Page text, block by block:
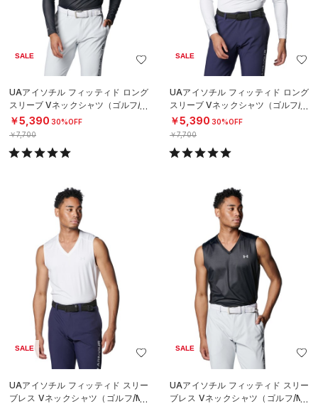
SALE
UAアイソチル フィッティド ロング
スリーブ Vネックシャツ（ゴルフ/M
EN）
￥5,390 30%OFF
￥7,700
SALE
UAアイソチル フィッティド ロング
スリーブ Vネックシャツ（ゴルフ/M
EN）
￥5,390 30%OFF
￥7,700
SALE
UAアイソチル フィッティド スリー
ブレス Vネックシャツ（ゴルフ/ME
SALE
UAアイソチル フィッティド スリー
ブレス Vネックシャツ（ゴルフ/ME